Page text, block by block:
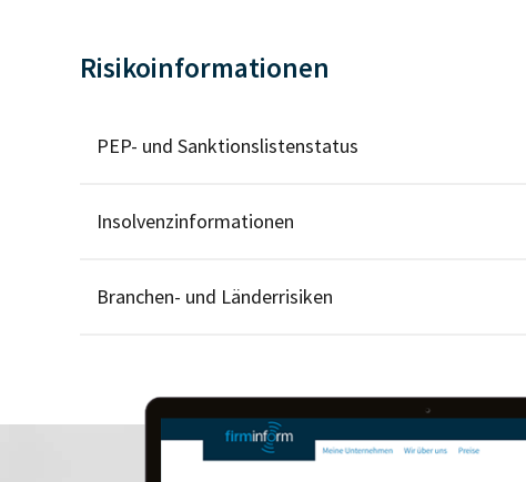
Risikoinformationen
PEP- und Sanktionslistenstatus
Insolvenzinformationen
Branchen- und Länderrisiken